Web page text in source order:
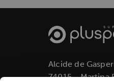
Alcide de
74015 - Martina